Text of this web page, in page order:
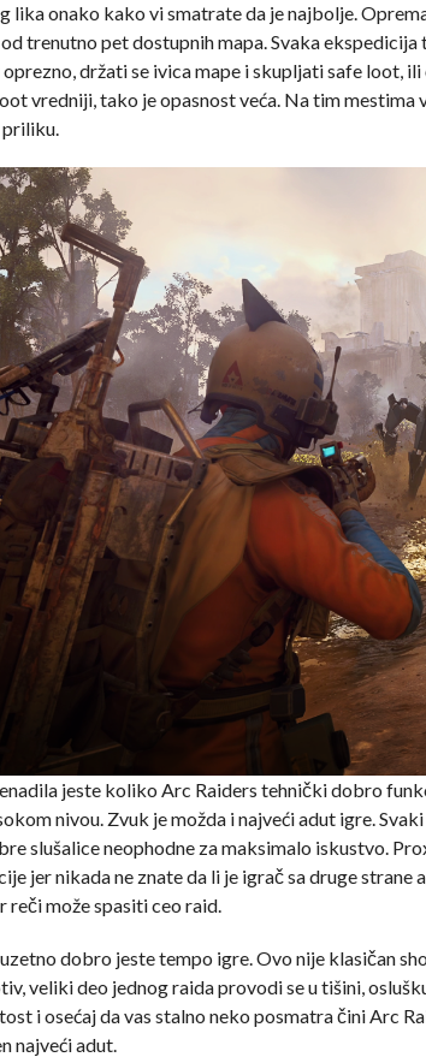
lika onako kako vi smatrate da je najbolje.
trenutno pet dostupnih mapa. Svaka ekspedicija
držati se ivica mape i skupljati safe loot,
vredniji, tako je opasnost veća. Na tim mestima
jeste koliko Arc Raiders tehnički dobro
nivou. Zvuk je možda i najveći adut igre.
slušalice neophodne za maksimalo iskustvo.
jer nikada ne znate da li je igrač sa druge strane
reči može spasiti ceo raid.
dobro jeste tempo igre. Ovo nije klasičan
veliki deo jednog raida provodi se u tišini,
i osećaj da vas stalno neko posmatra čini Arc
najveći adut.